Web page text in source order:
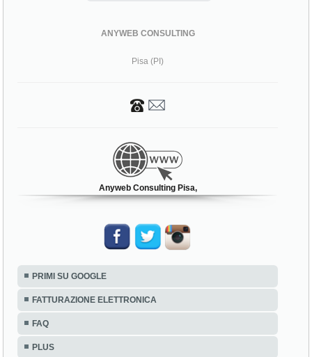
ANYWEB CONSULTING
Pisa (PI)
Anyweb Consulting Pisa,
PRIMI SU GOOGLE
FATTURAZIONE ELETTRONICA
FAQ
PLUS